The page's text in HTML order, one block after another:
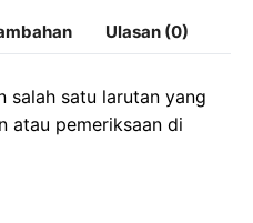
Ulasan (0)
salah satu larutan yang
atau pemeriksaan di